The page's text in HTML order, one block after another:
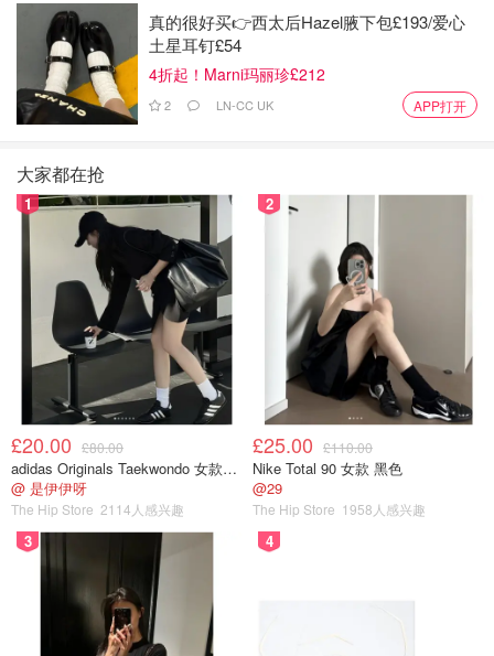
真的很好买👉西太后Hazel腋下包£193/爱心
土星耳钉£54
4折起！Marni玛丽珍£212
2 LN-CC UK APP打开
大家都在抢
1
£20.00 £80.00
adidas Originals Taekwondo 女款黑色运动鞋
@ 是伊伊呀
The Hip Store 2114人感兴趣
2
£25.00 £110.00
Nike Total 90 女款 黑色
@29
The Hip Store 1958人感兴趣
3 4